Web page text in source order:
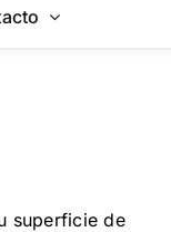
superficie de